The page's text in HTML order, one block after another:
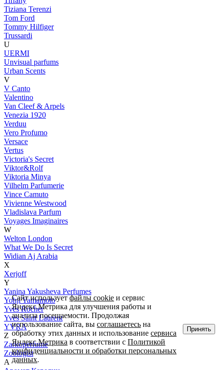
Tiziana Terenzi
Tom Ford
Tommy Hilfiger
Trussardi
U
UERMI
Unvisual parfums
Urban Scents
V
V Canto
Valentino
Van Cleef & Arpels
Venezia 1920
Verduu
Vero Profumo
Versace
Vertus
Victoria's Secret
Viktor&Rolf
Viktoria Minya
Vilhelm Parfumerie
Vince Camuto
Vivienne Westwood
Vladislava Parfum
Voyages Imaginaires
W
Welton London
What We Do Is Secret
Widian Aj Arabia
X
Xerjoff
Y
Yanina Yakusheva Perfumes
Yohji Yamamoto
Yves Rocher
Yves Saint Laurent
YVRA
Z
Zarkoperfume
Zoologist
А
Сайт используетфайлы cookie и сервис
Яндекс.Метрика для улучшения работы и
анализа посещаемости. Продолжая
использование сайта, высоглашаетесь на
обработку этих данных и использованиесервиса
Яндекс.Метрика в соответствии сПолитикой
конфиденциальности и обработки персональных
данных.
Принять